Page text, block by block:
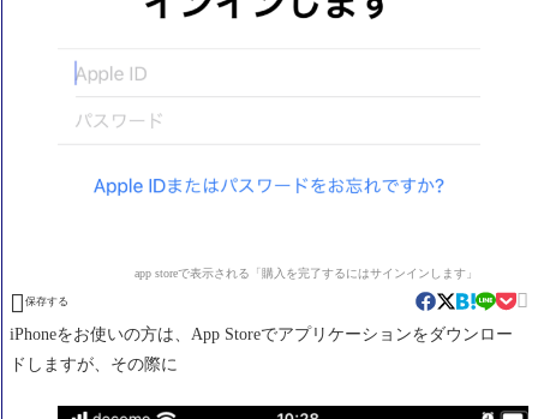
app storeで表示される「購入を完了するにはサインインします」
 保存する 
iPhoneをお使いの方は、App Storeでアプリケーションをダウンロー
ドしますが、その際に